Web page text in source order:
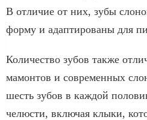
В отличие от них, зубы
форму и адаптированы для
Количество зубов также
мамонтов и современных
шесть зубов в каждой
челюсти, включая клыки,